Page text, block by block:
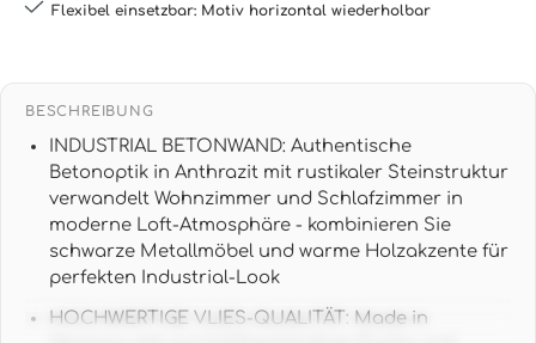
Flexibel einsetzbar: Motiv horizontal wiederholbar
BESCHREIBUNG
INDUSTRIAL BETONWAND: Authentische
Betonoptik in Anthrazit mit rustikaler Steinstruktur
verwandelt Wohnzimmer und Schlafzimmer in
moderne Loft-Atmosphäre - kombinieren Sie
schwarze Metallmöbel und warme Holzakzente für
perfekten Industrial-Look
HOCHWERTIGE VLIES-QUALITÄT: Made in